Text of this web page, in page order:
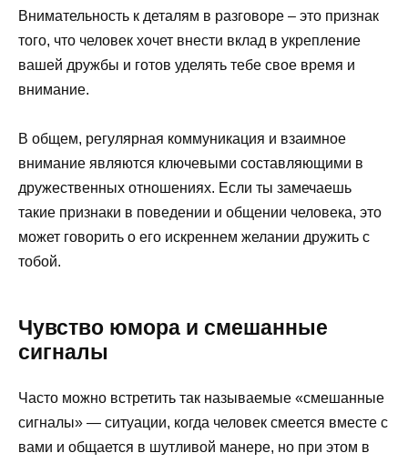
Внимательность к деталям в разговоре – это признак
того, что человек хочет внести вклад в укрепление
вашей дружбы и готов уделять тебе свое время и
внимание.
В общем, регулярная коммуникация и взаимное
внимание являются ключевыми составляющими в
дружественных отношениях. Если ты замечаешь
такие признаки в поведении и общении человека, это
может говорить о его искреннем желании дружить с
тобой.
Чувство юмора и смешанные
сигналы
Часто можно встретить так называемые «смешанные
сигналы» — ситуации, когда человек смеется вместе с
вами и общается в шутливой манере, но при этом в